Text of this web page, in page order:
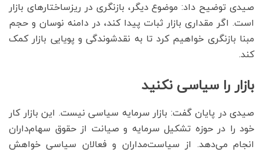
صیدی توضیح داد: موضوع دیگر، بازنگری در ریزساختارهای بازار
است. اگر مقداری بازار ثبات پیدا کند، در دامنه نوسان و حجم
مبنا بازنگری خواهیم کرد تا به نقدشوندگی و پویایی بازار کمک
کند.
بازار را سیاسی نکنید
صیدی در پایان گفت: بازار سرمایه سیاسی نیست. این بازار کار
خود را در حوزه تشکیل سرمایه و صیانت از حقوق سهام‌داران
انجام می‌دهد. از سیاست‌مداران و فعالان سیاسی خواهش